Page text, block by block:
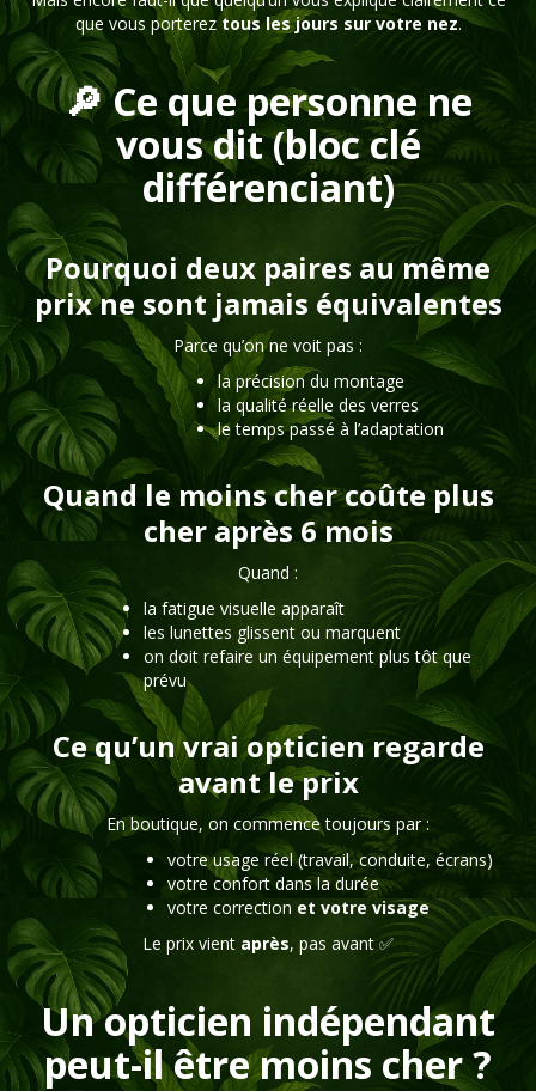
que vous portereztous les jours sur votre nez.
🔎 Ce que personne ne
vous dit (bloc clé
différenciant)
Pourquoi deux paires au même
prix ne sont jamais équivalentes
Parce qu’on ne voit pas :
la précision du montage
la qualité réelle des verres
le temps passé à l’adaptation
Quand le moins cher coûte plus
cher après 6 mois
Quand :
la fatigue visuelle apparaît
les lunettes glissent ou marquent
on doit refaire un équipement plus tôt que
prévu
Ce qu’un vrai opticien regarde
avant le prix
En boutique, on commence toujours par :
votre usage réel (travail, conduite, écrans)
votre confort dans la durée
votre correction et votre visage
Le prix vient après, pas avant ✅
Un opticien indépendant
peut-il être moins cher ?